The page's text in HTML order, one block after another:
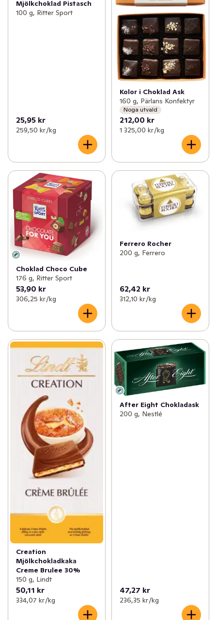
Mjölkchoklad Pistasch
100 g, Ritter Sport
25,95 kr
259,50 kr /kg
Kolor i Choklad Ask
160 g, Pärlans Konfektyr
Noga utvald
212,00 kr
1 325,00 kr /kg
Choklad Choco Cube
176 g, Ritter Sport
53,90 kr
306,25 kr /kg
Ferrero Rocher
200 g, Ferrero
62,42 kr
312,10 kr /kg
Creation
Mjölkchokladkaka
Creme Brulee 30%
150 g, Lindt
50,11 kr
334,07 kr /kg
After Eight Chokladask
200 g, Nestlé
47,27 kr
236,35 kr /kg